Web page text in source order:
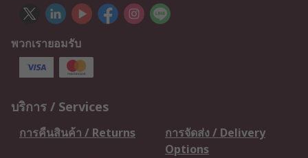
พวกเรายอมรับ
บริการ / Services
การคืนสินค้า / Returns
การจัดส่ง / Delivery
Options